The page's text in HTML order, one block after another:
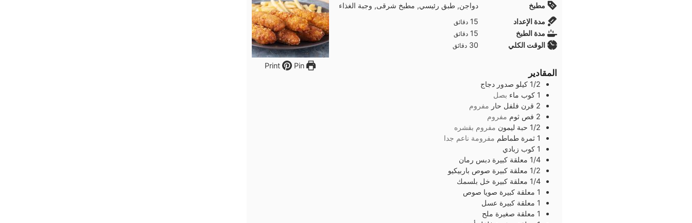
Print
Pin
مطبخ
دواجن, طبق رئيسي, مطبخ شرقى, وجبة الغذاء
مدة الإعداد
15دقائق
دقائق
مدة الطبخ 15دقائق
دقائق
الوقت الكلي 30دقائق
دقائق
المقادير
1/2 كيلو صدور دجاج
1 كوب ماء بصل
2 قرن فلفل حار مفروم
2 فص ثوم مفروم
1/2 حبة ليمون مفروم بقشره
1 ثمرة طماطم مفرومة ناعم جدا
1 كوب زبادي
1/4 معلقة كبيرة دبس رمان
1/2 معلقة كبيرة صوص باربيكيو
1/4 معلقة كبيرة خل بلسمك
1 معلقة كبيرة صويا صوص
1 معلقة كبيرة عسل
1 معلقة صغيرة ملح